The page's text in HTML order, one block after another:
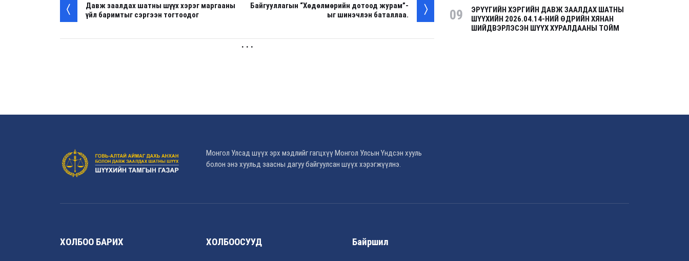
Давж заалдах шатны шүүх хэрэг маргааны
үйл баримтыг сэргээн тогтоодог
Байгууллагын “Хөдөлмөрийн дотоод журам”-
ыг шинэчлэн баталлаа.
. . .
09
ЭРҮҮГИЙН ХЭРГИЙН ДАВЖ ЗААЛДАХ ШАТНЫ
ШҮҮХИЙН 2026.04.14-НИЙ ӨДРИЙН ХЯНАН
ШИЙДВЭРЛЭСЭН ШҮҮХ ХУРАЛДААНЫ ТОЙМ
Монгол Улсад шүүх эрх мэдлийг гагцхүү Монгол Улсын Үндсэн хууль
болон энэ хуульд заасны дагуу байгуулсан шүүх хэрэгжүүлнэ.
ХОЛБОО БАРИХ ХОЛБООСУУД Байршил